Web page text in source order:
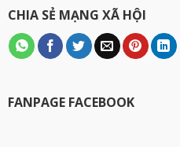
CHIA SẺ MẠNG XÃ HỘI
FANPAGE FACEBOOK